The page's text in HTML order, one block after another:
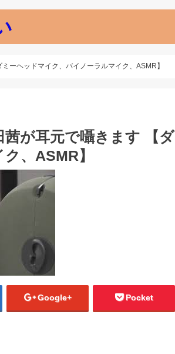
ーヘッドマイク、バイノーラルマイク、ASMR】
が耳元で囁きます 【ダ
、ASMR】
Google+ Pocket